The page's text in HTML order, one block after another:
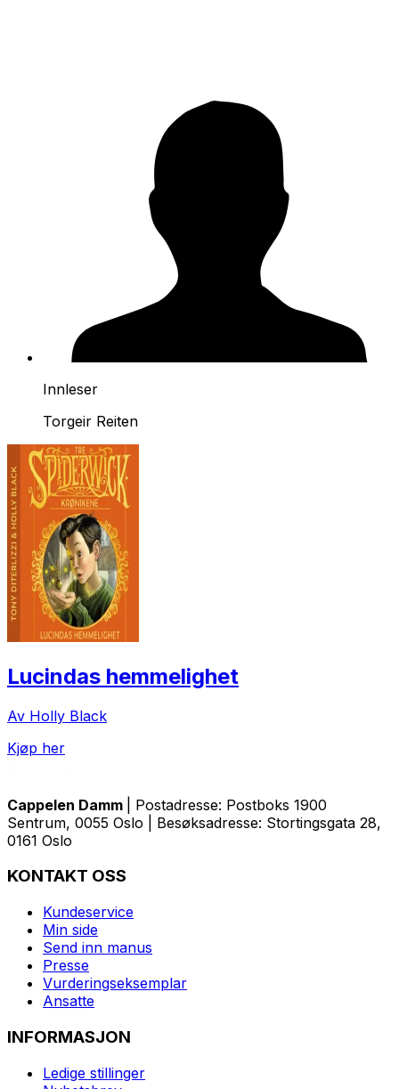
Innleser
Torgeir Reiten
Lucindas hemmelighet
Av Holly Black
Kjøp her
Cappelen Damm
| Postadresse: Postboks 1900
Sentrum, 0055 Oslo | Besøksadresse: Stortingsgata 28,
0161 Oslo
KONTAKT OSS
Kundeservice
Min side
Send inn manus
Presse
Vurderingseksemplar
Ansatte
INFORMASJON
Ledige stillinger